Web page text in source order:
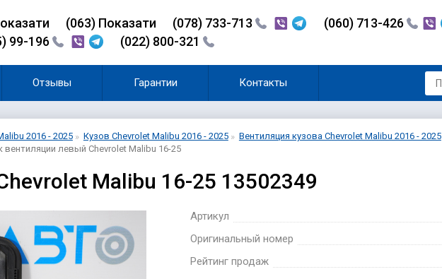
(063) Показати (078) 733-713
(060) 713-426
99-196
(022) 800-321
Отзывы Гарантии Контакты
2016 - 2025 Кузов Chevrolet Malibu 2016 - 2025
Вентиляция кузова Chevrolet Malibu 2016 - 2025
вентиляции левый Chevrolet Malibu 16-25
Malibu 16-25 13502349
Артикул
Оригинальный номер
Рейтинг продаж